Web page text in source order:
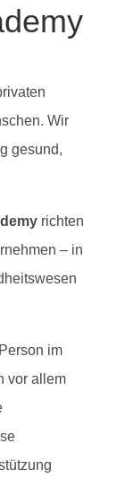
Wir
gesund,
richten
– in
im
vor allem